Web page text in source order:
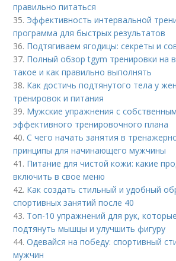
правильно питаться
35. Эффективность интервальной
программа для быстрых результатов
36. Подтягиваем ягодицы: секреты и
37. Полный обзор tgym тренировки на
такое и как правильно выполнять
38. Как достичь подтянутого тела у
тренировок и питания
39. Мужские упражнения с
эффективного тренировочного плана
40.С чего начать занятия в
принципы для начинающего мужчины
41. Питание для чистой кожи: какие
включить в свое меню
42. Как создать стильный и удобный
спортивных занятий после 40
43. Топ-10 упражнений для рук,
подтянуть мышцы и улучшить фигуру
44.Одевайся на победу: спортивный
мужчин